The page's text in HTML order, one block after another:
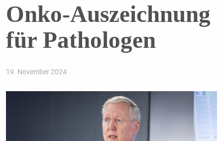
Onko-Auszeichnung
für Pathologen
19. November 2024